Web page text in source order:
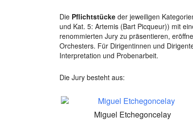
Die Pflichtstücke der jeweiligen
und Kat. 5: Artemis (Bart Picqueur)) mit
renommierten Jury zu präsentieren,
Orchesters. Für Dirigentinnen und
Interpretation und Probenarbeit.
Die Jury besteht aus:
Miguel Etchegoncelay